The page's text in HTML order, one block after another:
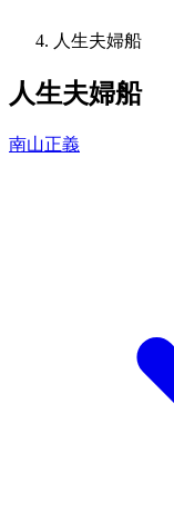
人生夫婦船
人生夫婦船
南山正義